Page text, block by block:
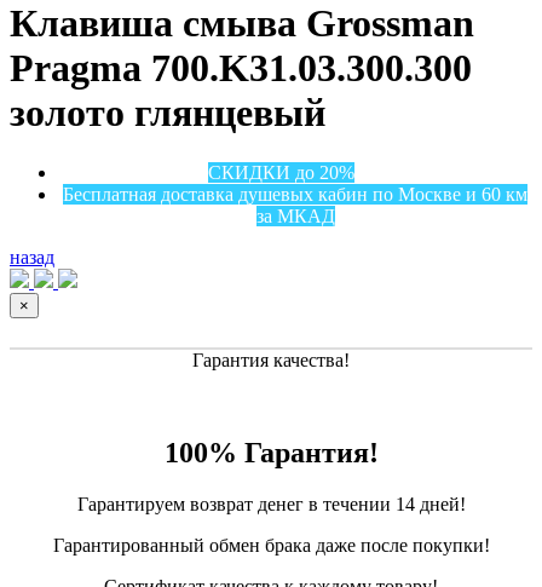
Клавиша смыва Grossman
Pragma 700.K31.03.300.300
золото глянцевый
СКИДКИ до 20%
Бесплатная доставка душевых кабин по Москве и 60 км
за МКАД
назад
×
Гарантия качества!
100% Гарантия!
Гарантируем возврат денег в течении 14 дней!
Гарантированный обмен брака даже после покупки!